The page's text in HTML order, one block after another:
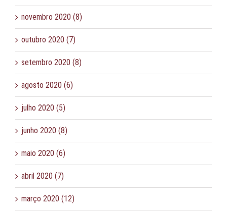
novembro 2020 (8)
outubro 2020 (7)
setembro 2020 (8)
agosto 2020 (6)
julho 2020 (5)
junho 2020 (8)
maio 2020 (6)
abril 2020 (7)
março 2020 (12)